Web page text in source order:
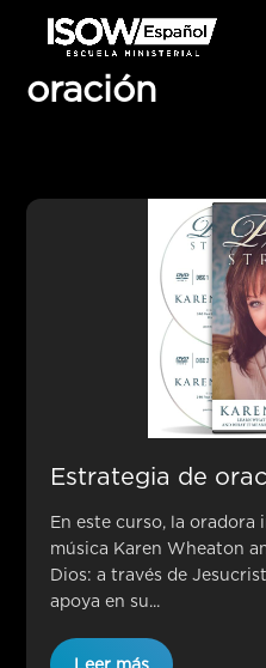
DVD Reviva
oración
Estrategia de
En este curso, la
música Karen Wheaton
Dios: a través de
apoya en su...